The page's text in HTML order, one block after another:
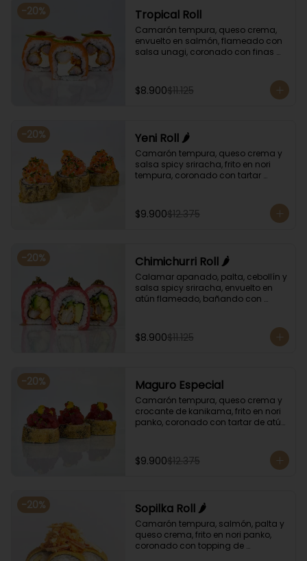
-20% Tropical Roll
Camarón tempura, queso crema,
envuelto en salmón, flameado con
salsa unagi, coronado con finas
$8.900$11.125
-20% Yeni Roll 🌶️
Camarón tempura, queso crema y
salsa spicy sriracha, frito en nori
tempura, coronado con tartar
$9.900$12.375
-20% Chimichurri Roll 🌶️
Calamar apanado, palta, cebollín y
salsa spicy sriracha, envuelto en
atún flameado, bañando con
$8.900$11.125
-20% Maguro Especial
Camarón tempura, queso crema y
crocante de kanikama, frito en nori
panko, coronado con tartar de atún
$9.900$12.375
-20% Sopilka Roll 🌶️
Camarón tempura, salmón, palta y
queso crema, frito en nori panko,
coronado con topping de